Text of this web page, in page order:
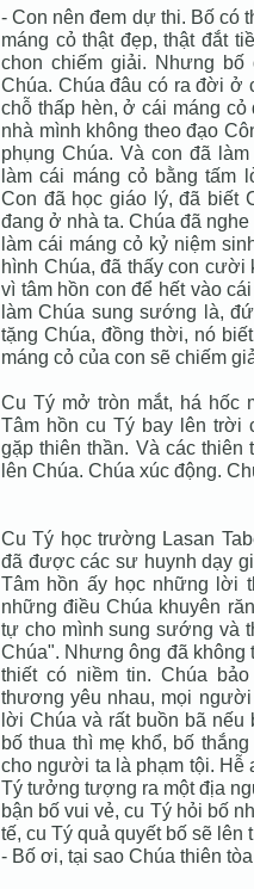
- Con nên đem dự thi. Bố có
máng cỏ thật đẹp, thật đắt
chon chiếm giải. Nhưng
Chúa. Chúa đâu có ra đời ở
chỗ thấp hèn, ở cái máng
nhà mình không theo đạo
phụng Chúa. Và con đã
làm cái máng cỏ bằng tấm
Con đã học giáo lý, đã biết
đang ở nhà ta. Chúa đã
làm cái máng cỏ kỷ niệm
hình Chúa, đã thấy con cười
vì tâm hồn con để hết vào
làm Chúa sung sướng là,
tặng Chúa, đồng thời, nó
máng cỏ của con sẽ chiếm
Cu Tý mở tròn mắt, há hốc
Tâm hồn cu Tý bay lên trời
gặp thiên thần. Và các thiên
lên Chúa. Chúa xúc động.
Cu Tý học trường Lasan
đã được các sư huynh dạy
Tâm hồn ấy học những lời
những điều Chúa khuyên
tự cho mình sung sướng và
Chúa". Nhưng ông đã không
thiết có niềm tin. Chúa
thương yêu nhau, mọi
lời Chúa và rất buồn bã
bố thua thì mẹ khổ, bố
cho người ta là phạm tội. Hễ
Tý tưởng tượng ra một địa
bận bố vui vẻ, cu Tý hỏi bố
tế, cu Tý quả quyết bố sẽ lên
- Bố ơi, tại sao Chúa thiên